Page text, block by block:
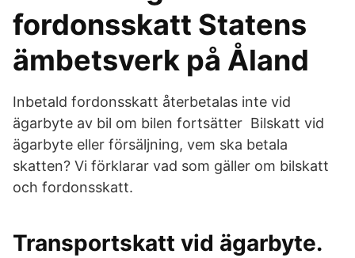
fordonsskatt Statens
ämbetsverk på Åland
Inbetald fordonsskatt återbetalas inte vid
ägarbyte av bil om bilen fortsätter Bilskatt vid
ägarbyte eller försäljning, vem ska betala
skatten? Vi förklarar vad som gäller om bilskatt
och fordonsskatt.
Transportskatt vid ägarbyte.